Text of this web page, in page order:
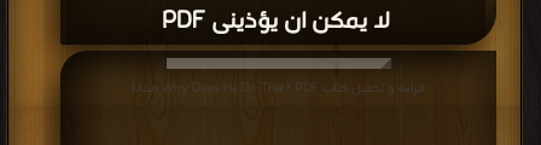
لا يمكن ان يؤذينى PDF
قراءة و تحميل كتاب Why Does He Do That? PDF مجانا